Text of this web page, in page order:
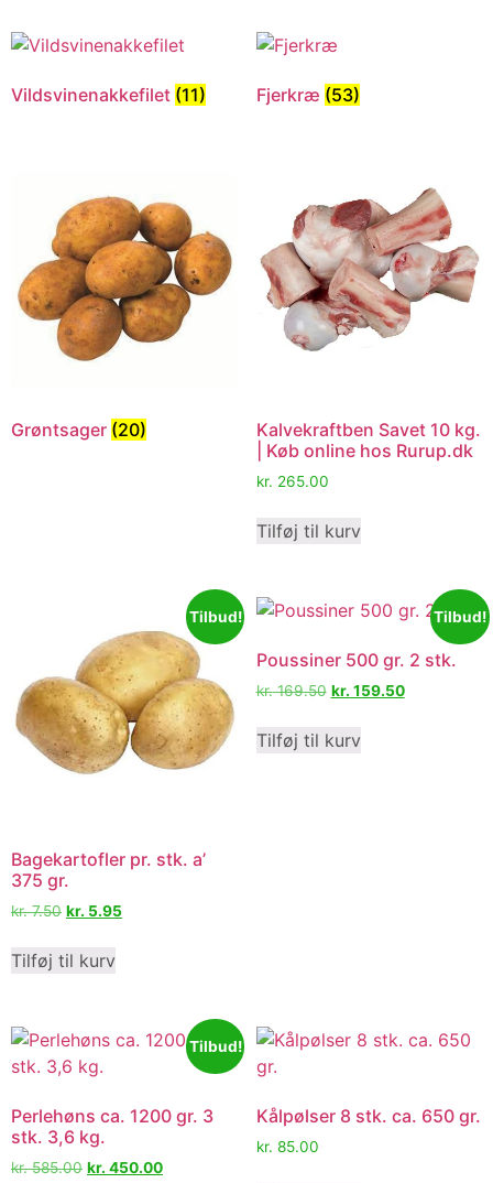
Vildsvinenakkefilet (11) Fjerkræ (53)
Grøntsager (20)
Kalvekraftben Savet 10 kg.
| Køb online hos Rurup.dk
kr. 265.00
Tilføj til kurv
Tilbud!
Bagekartofler pr. stk. a’
375 gr.
kr.7.50 kr. 5.95
Tilføj til kurv
Tilbud!
Poussiner 500 gr. 2 stk.
kr.169.50 kr. 159.50
Tilføj til kurv
Tilbud!
Perlehøns ca. 1200 gr. 3
stk. 3,6 kg.
kr.585.00 kr. 450.00
Kålpølser 8 stk. ca. 650 gr.
kr. 85.00